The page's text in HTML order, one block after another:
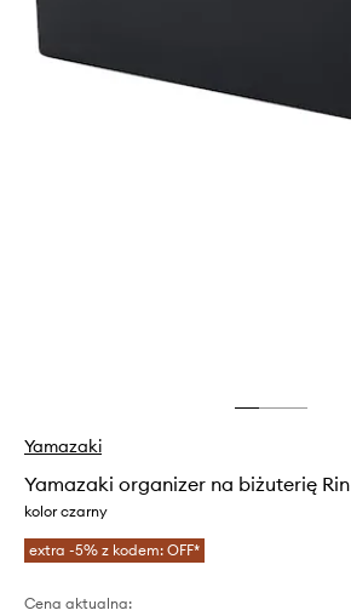
Yamazaki
Yamazaki organizer na biżuterię Rin
kolor czarny
extra -5% z kodem: OFF*
Cena aktualna: